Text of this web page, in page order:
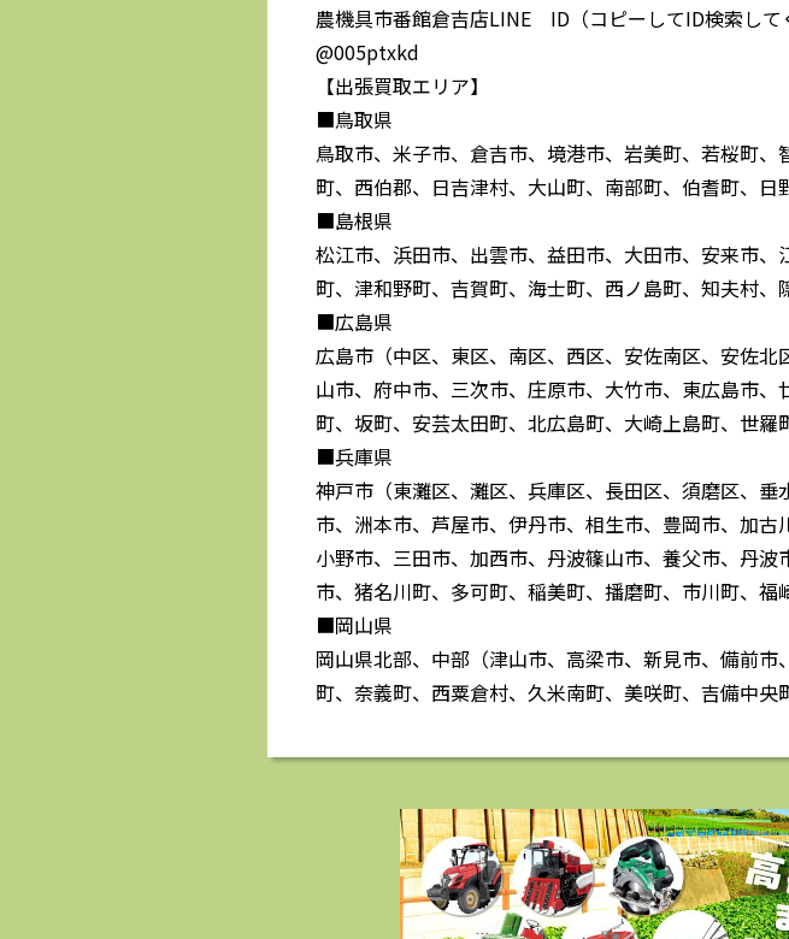
農機具市番館倉吉店LINE ID（コピーしてID検索して
@005ptxkd
【出張買取エリア】
■鳥取県
鳥取市、米子市、倉吉市、境港市、岩美町、若桜町
町、西伯郡、日吉津村、大山町、南部町、伯耆町、
■島根県
松江市、浜田市、出雲市、益田市、大田市、安来市
町、津和野町、吉賀町、海士町、西ノ島町、知夫村、
■広島県
広島市（中区、東区、南区、西区、安佐南区、安佐
山市、府中市、三次市、庄原市、大竹市、東広島市
町、坂町、安芸太田町、北広島町、大崎上島町、世羅
■兵庫県
神戸市（東灘区、灘区、兵庫区、長田区、須磨区、
市、洲本市、芦屋市、伊丹市、相生市、豊岡市、加
小野市、三田市、加西市、丹波篠山市、養父市、丹
市、猪名川町、多可町、稲美町、播磨町、市川町、
■岡山県
岡山県北部、中部（津山市、高梁市、新見市、備前
町、奈義町、西粟倉村、久米南町、美咲町、吉備中央